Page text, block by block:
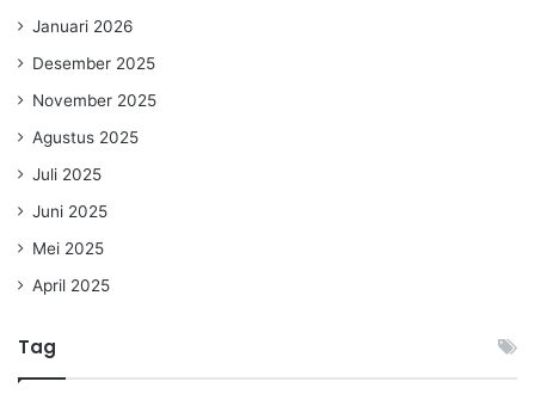
Januari 2026
Desember 2025
November 2025
Agustus 2025
Juli 2025
Juni 2025
Mei 2025
April 2025
Tag